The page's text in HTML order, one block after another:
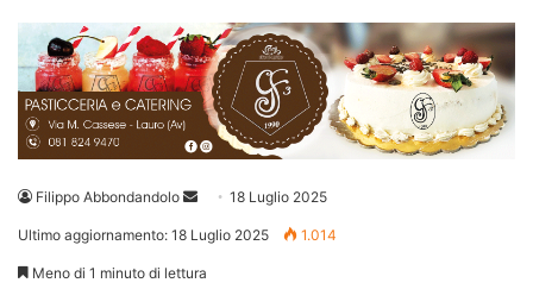
Filippo Abbondandolo
Invia 18 Luglio 2025
Ultimo aggiornamento: 18 Luglio 2025 1.014
Meno di 1 minuto di lettura